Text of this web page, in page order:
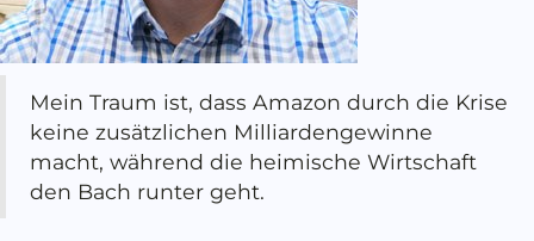
Mein Traum ist, dass Amazon durch die Krise
keine zusätzlichen Milliardengewinne
macht, während die heimische Wirtschaft
den Bach runter geht.